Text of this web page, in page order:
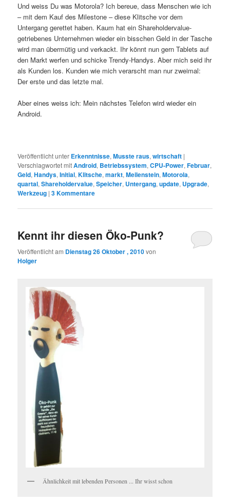
Und weiss Du was Motorola? Ich bereue, dass Menschen wie ich
– mit dem Kauf des Milestone – diese Klitsche vor dem
Untergang gerettet haben. Kaum hat ein Shareholdervalue-
getriebenes Unternehmen wieder ein bisschen Geld in der Tasche
wird man übermütig und verkackt. Ihr könnt nun gern Tablets auf
den Markt werfen und schicke Trendy-Handys. Aber mich seid ihr
als Kunden los. Kunden wie mich verarscht man nur zweimal:
Der erste und das letzte mal.
Aber eines weiss ich: Mein nächstes Telefon wird wieder ein
Android.
Veröffentlicht unter Erkenntnisse,Musste raus,wirtschaft |
Verschlagwortet mitAndroid, Betriebssystem,CPU-Power,Februar,
Geld,Handys,Initial,Klitsche,markt,Meilenstein,Motorola,
quartal,Shareholdervalue,Speicher, Untergang,update, Upgrade,
Werkzeug |3Kommentare
Kennt ihr diesen Öko-Punk?
Veröffentlicht am Dienstag 26 Oktober , 2010von
Holger
Ähnlichkeit mit lebenden Personen ... Ihr wisst schon